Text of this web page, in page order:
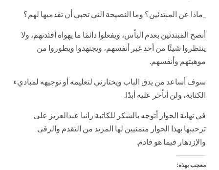
_ماذا عن المبتدئين؟ وما النصيحة التي تحبي أن تقدميها لهم؟
أنصح المبتدئين بعدم اليأس، ويفعلوا دائمًا ما يهواه أفئدتهم، ولا
ينتظروا شيئًا من أحد غير أنفسهم، ويجتهدوا ويطوروا من
موهبتهم وأنفسهم.
سوف أساعد من يدق الباب ويختارني لتعليمه أو توجيهه لمباديء
الكتابة، ولن أتأخر عليه أبدًا.
في نهاية الحوار أتوجه بالشكر للكاتبة رانيا عبدالعزيز على
ترحيبها بهذا الحوار متمنيين لها المزيد من التقدم والرقى
والإزدهار فيما هو قادم.
معجب بهذه: